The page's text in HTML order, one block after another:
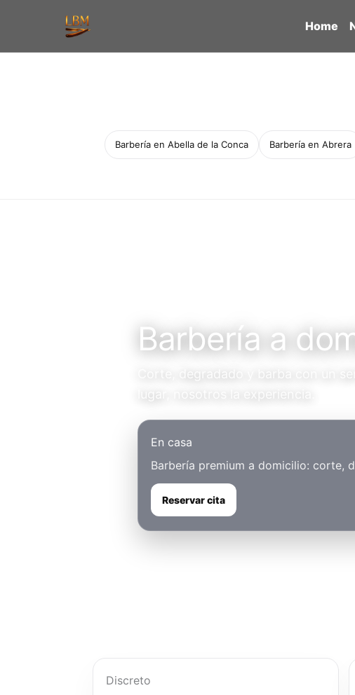
Home
Barbería en Abella de la Conca Barbería en Abrera
Barbería a
Corte, degradado y barba con un
En casa
Barbería premium a domicilio: corte,
Reservar cita
Discreto